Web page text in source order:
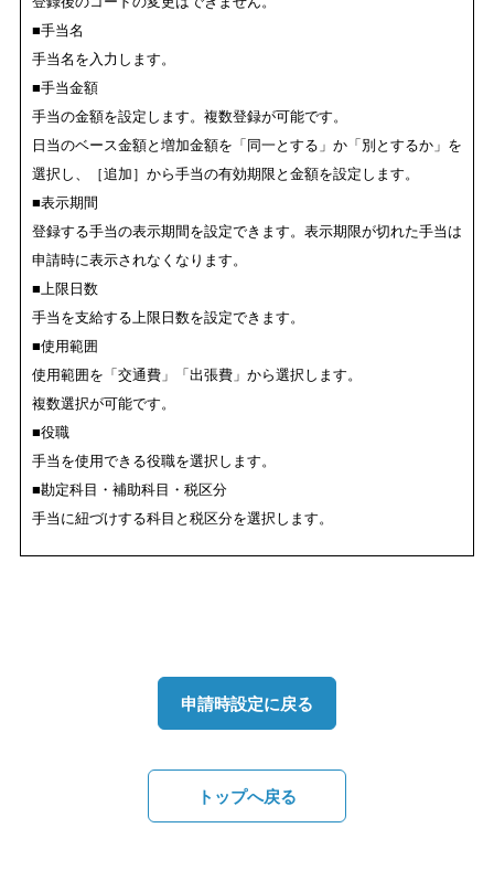
■手当名
手当名を入力します。
■手当金額
手当の金額を設定します。複数登録が可能です。
日当のベース金額と増加金額を「同一とする」か「別とするか」を
選択し、［追加］から手当の有効期限と金額を設定します。
■表示期間
登録する手当の表示期間を設定できます。表示期限が切れた手当は
申請時に表示されなくなります。
■上限日数
手当を支給する上限日数を設定できます。
■使用範囲
使用範囲を「交通費」「出張費」から選択します。
複数選択が可能です。
■役職
手当を使用できる役職を選択します。
■勘定科目・補助科目・税区分
手当に紐づけする科目と税区分を選択します。
申請時設定に戻る
トップへ戻る